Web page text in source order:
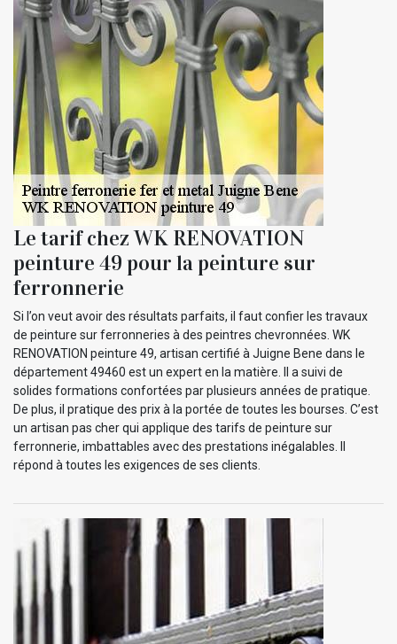
Le tarif chez WK RENOVATION
peinture 49 pour la peinture sur
ferronnerie
Si l’on veut avoir des résultats parfaits, il faut confier les travaux
de peinture sur ferronneries à des peintres chevronnées. WK
RENOVATION peinture 49, artisan certifié à Juigne Bene dans le
département 49460 est un expert en la matière. Il a suivi de
solides formations confortées par plusieurs années de pratique.
De plus, il pratique des prix à la portée de toutes les bourses. C’est
un artisan pas cher qui applique des tarifs de peinture sur
ferronnerie, imbattables avec des prestations inégalables. Il
répond à toutes les exigences de ses clients.